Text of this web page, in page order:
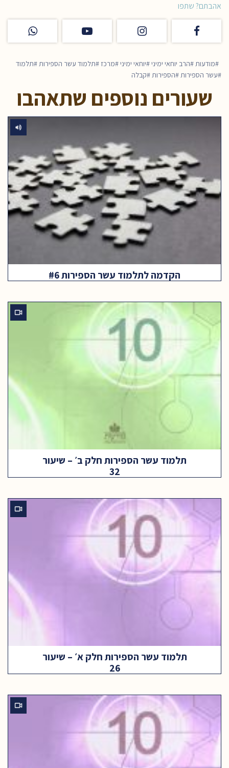
אהבתם? שתפו
מודעות הרב יוחאי ימיני יוחאי ימיני מרכז תלמוד עשר הספירות
תלמוד
עשר הספירות
הספירות קבלה
שעורים נוספים שתאהבו
הקדמה לתלמוד עשר הספירות #6
תלמוד עשר הספירות חלק ב׳ – שיעור
32
תלמוד עשר הספירות חלק א׳ – שיעור
26